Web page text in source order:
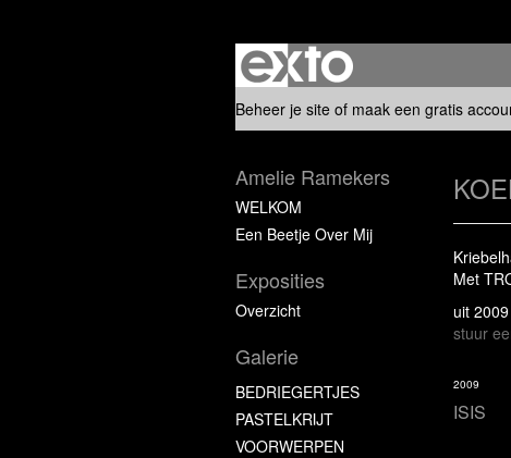
Beheer je site of maak een gratis
Met
uit
stuur
ISIS
2009
Amelie Ramekers
WELKOM
Een Beetje Over Mij
Exposities
Overzicht
Galerie
BEDRIEGERTJES
PASTELKRIJT
VOORWERPEN